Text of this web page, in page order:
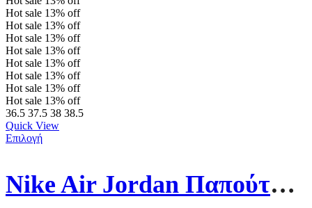
Hot sale 13% off
Hot sale 13% off
Hot sale 13% off
Hot sale 13% off
Hot sale 13% off
Hot sale 13% off
Hot sale 13% off
Hot sale 13% off
36.5 37.5 38 38.5
Quick View
Επιλογή
Nike Air Jordan Παπούτσια Μπάσκετ 553560-063 Μαύρα